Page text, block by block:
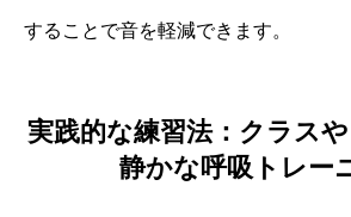
することで音を軽減できます。
実践的な練習法：クラス
静かな呼吸トレー